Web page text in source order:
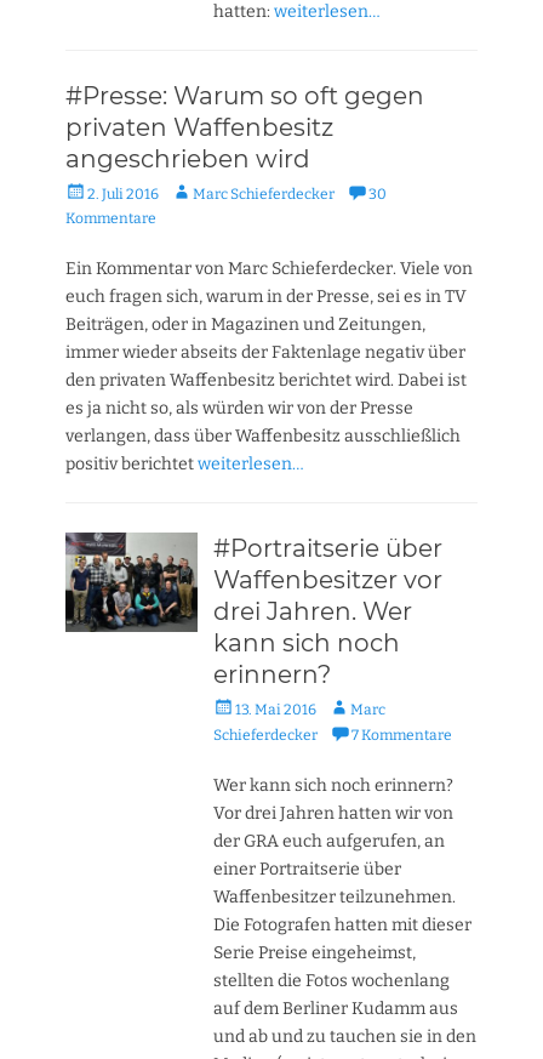
hatten:weiterlesen…
#Presse: Warum so oft gegen
privaten Waffenbesitz
angeschrieben wird
Veröffentlicht
am
2. Juli 2016 AutorMarc Schieferdecker
30
Kommentare
Ein Kommentar von Marc Schieferdecker. Viele von
euch fragen sich, warum in der Presse, sei es in TV
Beiträgen, oder in Magazinen und Zeitungen,
immer wieder abseits der Faktenlage negativ über
den privaten Waffenbesitz berichtet wird. Dabei ist
es ja nicht so, als würden wir von der Presse
verlangen, dass über Waffenbesitz ausschließlich
positiv berichtetweiterlesen…
#Portraitserie über
Waffenbesitzer vor
drei Jahren. Wer
kann sich noch
erinnern?
Veröffentlicht
am
13. Mai 2016 AutorMarc
Schieferdecker
7 Kommentare
Wer kann sich noch erinnern?
Vor drei Jahren hatten wir von
der GRA euch aufgerufen, an
einer Portraitserie über
Waffenbesitzer teilzunehmen.
Die Fotografen hatten mit dieser
Serie Preise eingeheimst,
stellten die Fotos wochenlang
auf dem Berliner Kudamm aus
und ab und zu tauchen sie in den